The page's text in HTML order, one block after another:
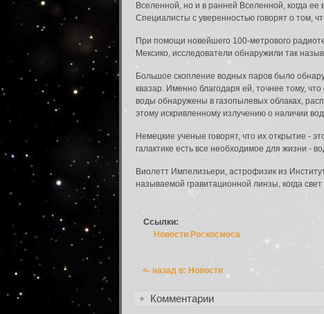
Вселенной, но и в ранней Вселенной, когда
Специалисты с уверенностью говорят о том,
При помощи новейшего 100-метрового
Мексико, исследователи обнаружили так
Большое скопление водных паров было
квазар. Именно благодаря ей, точнее тому,
воды обнаружены в газопылевых облаках,
этому искривленному излучению о наличии
Немецкие ученые говорят, что их открытие -
галактике есть все необходимое для жизни -
Виолетт Импелизьери, астрофизик из
называемой гравитационной линзы, когда
Ссылки:
Новости Роскосмоса
<- назад в: Новости
Комментарии
Забыли пароль?
Введите свое имя пользователя или адрес